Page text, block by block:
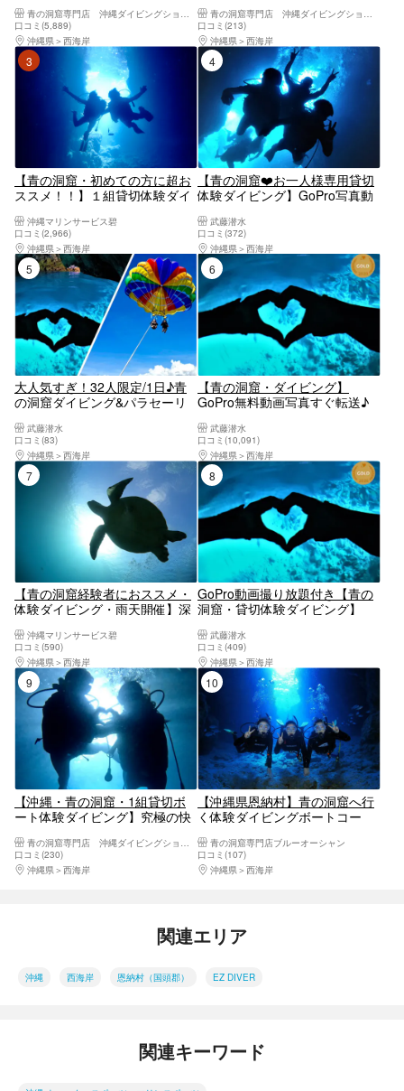
切初心者安心・GoPro撮影無料
｜恩納村／ダイソン・ReFaドラ
イヤー完備の快適施設｜手ぶら
でOK
青の洞窟専門店 沖縄ダイビングショップ和
口コミ(5,889)
沖縄県
西海岸
へプライベート体験ダイビン
グ！フルフェイスマスク選択無
料・insta360無料レンタル
青の洞窟専門店 沖縄ダイビングショップ和
口コミ(213)
沖縄県
西海岸
【青の洞窟・初めての方に超お
ススメ！！】１組貸切体験ダイ
フ在籍／無料！GOPRO写真撮
影！／手ぶらでOK／当日予約・
初心者、泳げない方大歓迎！☆
シャワー、ドライヤー完備
沖縄マリンサービス碧
口コミ(2,966)
沖縄県
西海岸
4位
【青の洞窟❤️お一人様専用貸切
体験ダイビング】GoPro写真動
サンダルレンタル☆当日予約・
初心者大歓迎☆1グループガイ
ド貸切♪レビュー高評価多数店♪
武藤潜水
口コミ(372)
沖縄県
西海岸
5位
大人気すぎ！32人限定/1日♪青
の洞窟ダイビング&パラセーリ
♪GoPro無料写真動画すぐスマ
ホ♪無料タオル餌あげ♪当日予約
初心者大歓迎☆1グループガイ
ド貸切♪レビュー高評価多数
武藤潜水
口コミ(83)
沖縄県
西海岸
【青の洞窟・ダイビング】
GoPro無料動画写真すぐ転送♪
☆当日予約・初心者大歓迎☆1
グループガイド貸切♪レビュー
高評価多数店♪沖縄本島恩納村
貸切ビーチ体験ダイビング
武藤潜水
口コミ(10,091)
沖縄県
西海岸
7位
【青の洞窟経験者におススメ・
体験ダイビング・雨天開催】深
心の完全貸し切りツアー☆手ぶ
らでOK☆当日予約・初心者、泳
げない方大歓迎！☆シャワード
ライヤー完備！
沖縄マリンサービス碧
口コミ(590)
沖縄県
西海岸
GoPro動画撮り放題付き【青の
洞窟・貸切体験ダイビング】
ル・サンダルレンタル☆当日予
約・初心者大歓迎☆1グループ
ガイド貸切♪レビュー高評価多
数店♪
武藤潜水
口コミ(409)
沖縄県
西海岸
9位
【沖縄・青の洞窟・1組貸切ボ
ート体験ダイビング】究極の快
使用●青の洞窟高確率◯Insta360
＆GoPro13導入☆写真動画無
料！魚餌付無料・充実アメニテ
口コミ(230)
沖縄県
西海岸
10位
【沖縄県恩納村】青の洞窟へ行
く体験ダイビングボートコー
華7大特典付
青の洞窟専門店ブルーオーシャン
口コミ(107)
沖縄県
西海岸
関連エリア
沖縄 西海岸 恩納村（国頭郡） EZ DIVER
関連キーワード